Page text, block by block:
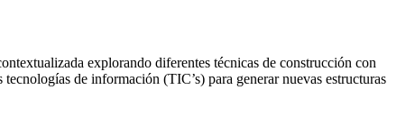
explorando diferentes técnicas de construcción con
de información (TIC’s) para generar nuevas estructuras